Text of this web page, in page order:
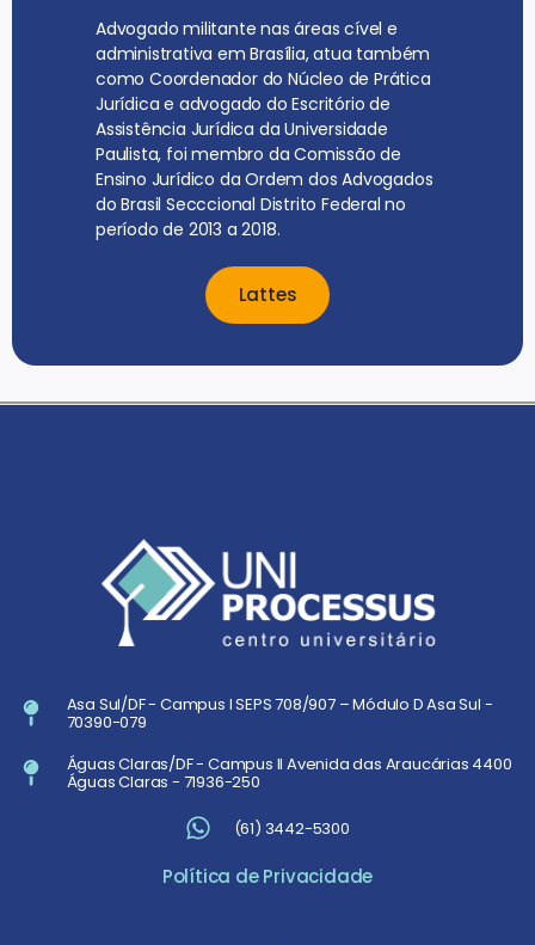
Advogado militante nas áreas cível e
administrativa em Brasília, atua também
como Coordenador do Núcleo de Prática
Jurídica e advogado do Escritório de
Assistência Jurídica da Universidade
Paulista, foi membro da Comissão de
Ensino Jurídico da Ordem dos Advogados
do Brasil Secccional Distrito Federal no
período de 2013 a 2018.
Lattes
Asa Sul/DF - Campus I SEPS 708/907 – Módulo D Asa Sul -
70390-079
Águas Claras/DF - Campus II Avenida das Araucárias 4400
Águas Claras - 71936-250
(61) 3442-5300
Política de Privacidade